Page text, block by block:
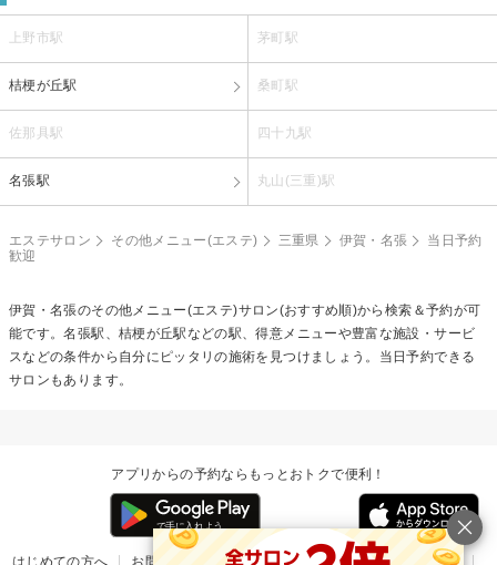
上野市駅 茅町駅
桔梗が丘駅 桑町駅
佐那具駅 四十九駅
名張駅 丸山(三重)駅
エステサロン その他メニュー(エステ) 三重県 伊賀・名張
当日予約
歓迎
伊賀・名張のその他メニュー(エステ)サロン(おすすめ順)から検索＆予約が可
能です。名張駅、桔梗が丘駅などの駅、得意メニューや豊富な施設・サービ
スなどの条件から自分にピッタリの施術を見つけましょう。当日予約できる
サロンもあります。
アプリからの予約ならもっとおトクで便利！
はじめての方へ お問い合わせ ヘルプ リリース情報 利用規約